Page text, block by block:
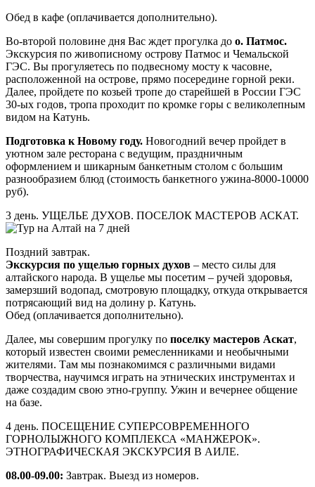
Обед в кафе (оплачивается дополнительно).
Во-второй половине дня Вас ждет прогулка до о. Патмос.
Экскурсия по живописному острову Патмос и Чемальской
ГЭС. Вы прогуляетесь по подвесному мосту к часовне,
расположенной на острове, прямо посередине горной реки.
Далее, пройдете по козьей тропе до старейшей в России ГЭС
30-ых годов, тропа проходит по кромке горы с великолепным
видом на Катунь.
Подготовка к Новому году. Новогодний вечер пройдет в
уютном зале ресторана с ведущим, праздничным
оформлением и шикарным банкетным столом с большим
разнообразием блюд (стоимость банкетного ужина-8000-10000
руб).
3 день. УЩЕЛЬЕ ДУХОВ. ПОСЕЛОК МАСТЕРОВ АСКАТ.
Поздний завтрак.
Экскурсия по ущелью горных духов – место силы для
алтайского народа. В ущелье мы посетим – ручей здоровья,
замерзший водопад, смотровую площадку, откуда открывается
потрясающий вид на долину р. Катунь.
Обед (оплачивается дополнительно).
Далее, мы совершим прогулку по поселку мастеров Аскат,
который известен своими ремесленниками и необычными
жителями. Там мы познакомимся с различными видами
творчества, научимся играть на этнических инструментах и
даже создадим свою этно-группу. Ужин и вечернее общение
на базе.
4 день. ПОСЕЩЕНИЕ СУПЕРСОВРЕМЕННОГО
ГОРНОЛЫЖНОГО КОМПЛЕКСА «МАНЖЕРОК».
ЭТНОГРАФИЧЕСКАЯ ЭКСКУРСИЯ В АИЛЕ.
08.00-09.00: Завтрак. Выезд из номеров.